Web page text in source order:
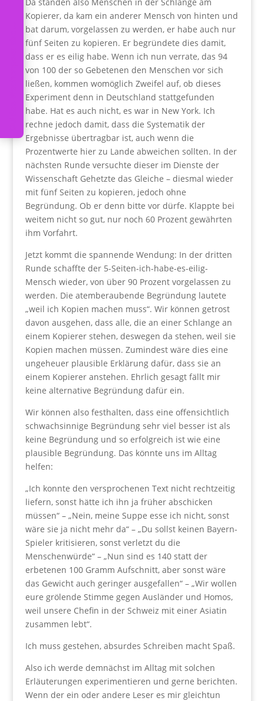
Kopierer, da kam ein anderer Mensch von hinten und
bat darum, vorgelassen zu werden, er habe auch nur
fünf Seiten zu kopieren. Er begründete dies damit,
dass er es eilig habe. Wenn ich nun verrate, das 94
von 100 der so Gebetenen den Menschen vor sich
ließen, kommen womöglich Zweifel auf, ob dieses
Experiment denn in Deutschland stattgefunden
habe. Hat es auch nicht, es war in New York. Ich
rechne jedoch damit, dass die Systematik der
Ergebnisse übertragbar ist, auch wenn die
Prozentwerte hier zu Lande abweichen sollten. In der
nächsten Runde versuchte dieser im Dienste der
Wissenschaft Gehetzte das Gleiche – diesmal wieder
mit fünf Seiten zu kopieren, jedoch ohne
Begründung. Ob er denn bitte vor dürfe. Klappte bei
weitem nicht so gut, nur noch 60 Prozent gewährten
ihm Vorfahrt.
Jetzt kommt die spannende Wendung: In der dritten
Runde schaffte der 5-Seiten-ich-habe-es-eilig-
Mensch wieder, von über 90 Prozent vorgelassen zu
werden. Die atemberaubende Begründung lautete
„weil ich Kopien machen muss“. Wir können getrost
davon ausgehen, dass alle, die an einer Schlange an
einem Kopierer stehen, deswegen da stehen, weil sie
Kopien machen müssen. Zumindest wäre dies eine
ungeheuer plausible Erklärung dafür, dass sie an
einem Kopierer anstehen. Ehrlich gesagt fällt mir
keine alternative Begründung dafür ein.
Wir können also festhalten, dass eine offensichtlich
schwachsinnige Begründung sehr viel besser ist als
keine Begründung und so erfolgreich ist wie eine
plausible Begründung. Das könnte uns im Alltag
helfen:
„Ich konnte den versprochenen Text nicht rechtzeitig
liefern, sonst hätte ich ihn ja früher abschicken
müssen“ – „Nein, meine Suppe esse ich nicht, sonst
wäre sie ja nicht mehr da“ – „Du sollst keinen Bayern-
Spieler kritisieren, sonst verletzt du die
Menschenwürde“ – „Nun sind es 140 statt der
erbetenen 100 Gramm Aufschnitt, aber sonst wäre
das Gewicht auch geringer ausgefallen“ – „Wir wollen
eure grölende Stimme gegen Ausländer und Homos,
weil unsere Chefin in der Schweiz mit einer Asiatin
zusammen lebt“.
Ich muss gestehen, absurdes Schreiben macht Spaß.
Also ich werde demnächst im Alltag mit solchen
Erläuterungen experimentieren und gerne berichten.
Wenn der ein oder andere Leser es mir gleichtun